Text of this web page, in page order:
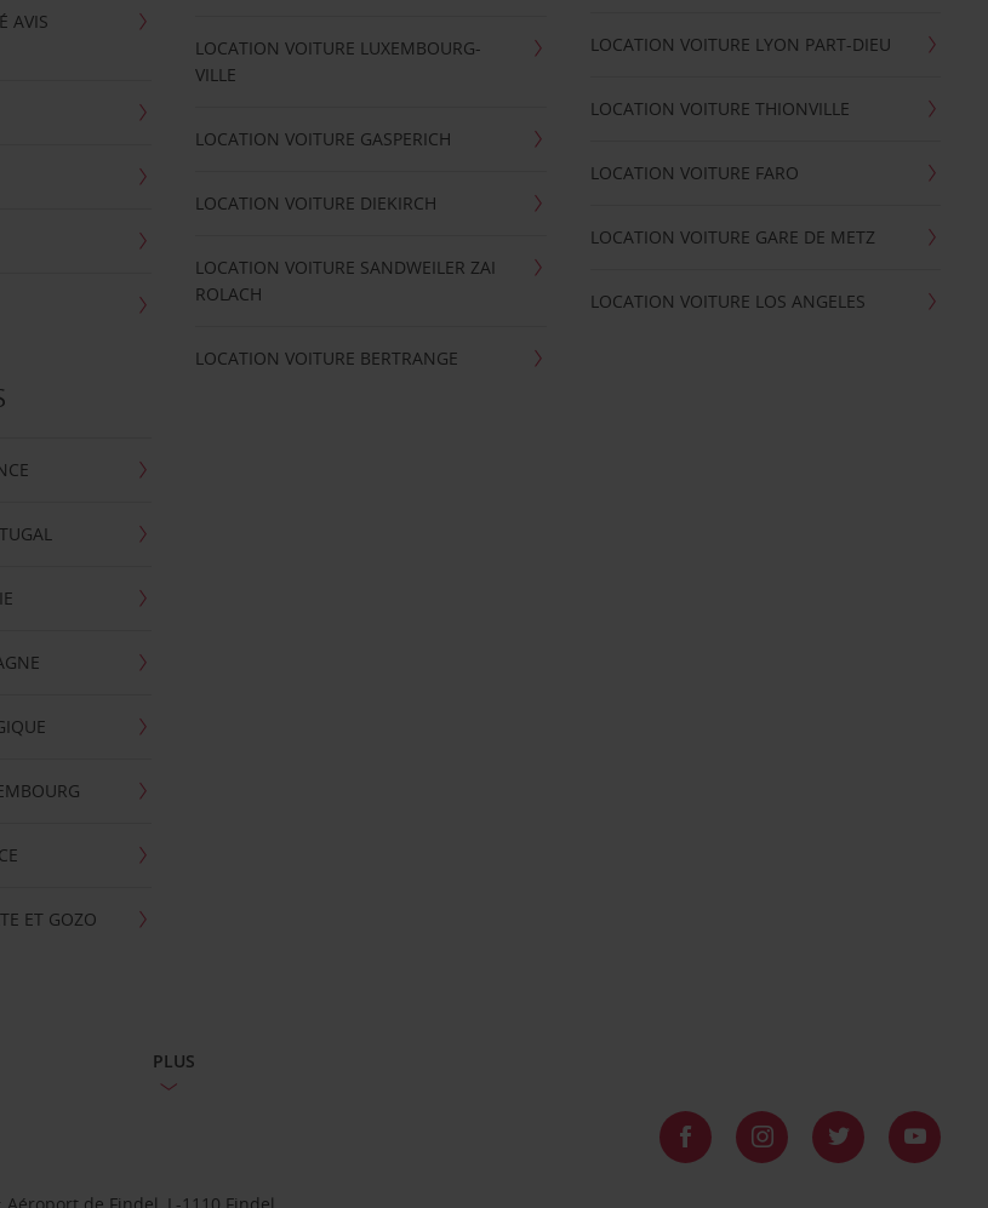
AVIS
LOCATION VOITURE LUXEMBOURG-
VILLE
LOCATION VOITURE GASPERICH
LOCATION VOITURE DIEKIRCH
LOCATION VOITURE SANDWEILER ZAI
ROLACH
LOCATION VOITURE BERTRANGE
LOCATION VOITURE LYON PART-DIEU
LOCATION VOITURE THIONVILLE
LOCATION VOITURE FARO
LOCATION VOITURE GARE DE METZ
LOCATION VOITURE LOS ANGELES
ET GOZO
PLUS